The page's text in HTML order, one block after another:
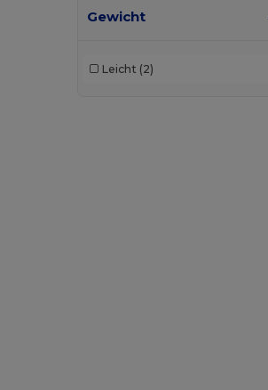
Build Your Brand
Carhartt (12)
Gewicht
Leicht (2)